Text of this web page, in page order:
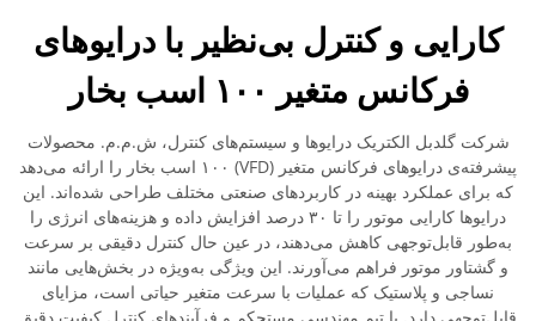
کارایی و کنترل بی‌نظیر با درایوهای
فرکانس متغیر ۱۰۰ اسب بخار
شرکت گلدبل الکتریک درایوها و سیستم‌های کنترل، ش.م.م. محصولات
پیشرفته‌ی درایوهای فرکانس متغیر (VFD) ۱۰۰ اسب بخار را ارائه می‌دهد
که برای عملکرد بهینه در کاربردهای صنعتی مختلف طراحی شده‌اند. این
درایوها کارایی موتور را تا ۳۰ درصد افزایش داده و هزینه‌های انرژی را
به‌طور قابل‌توجهی کاهش می‌دهند، در عین حال کنترل دقیقی بر سرعت
و گشتاور موتور فراهم می‌آورند. این ویژگی به‌ویژه در بخش‌هایی مانند
نساجی و پلاستیک که عملیات با سرعت متغیر حیاتی است، مزایای